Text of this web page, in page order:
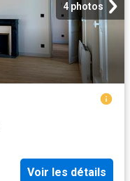
4 photos
Voir les détails